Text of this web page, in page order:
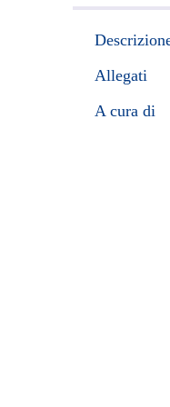
Allegati
A cura di